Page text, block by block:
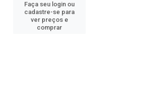
Faça seu login ou
cadastre-se para
ver preços e
comprar